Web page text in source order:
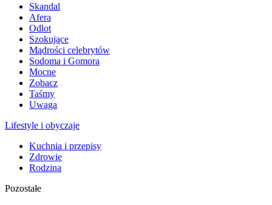
Skandal
Afera
Odlot
Szokujące
Mądrości celebrytów
Sodoma i Gomora
Mocne
Zobacz
Taśmy
Uwaga
Lifestyle i obyczaje
Kuchnia i przepisy
Zdrowie
Rodzina
Pozostałe